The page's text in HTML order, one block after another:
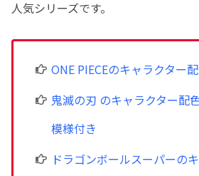
人気シリーズです。
ONE PIECEのキャラクター
鬼滅の刃 のキャラクター配
模様付き
ドラゴンボールスーパーの